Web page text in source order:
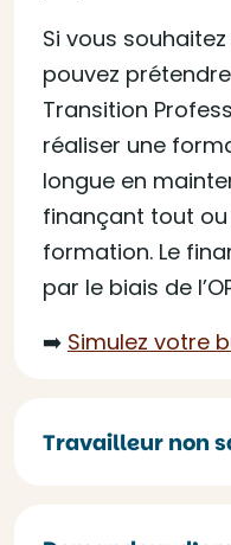
Si vous
pouvez
Transition
réaliser une
longue en
finançant tout
formation. Le
par le biais de
➡️ Simulez votre
Travailleur non